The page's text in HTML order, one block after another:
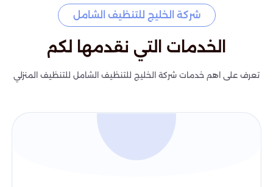
شركة الخليج للتنظيف الشامل
الخدمات التي نقدمها لكم
تعرف على اهم خدمات شركة الخليج للتنظيف الشامل للتنظيف المنزلي